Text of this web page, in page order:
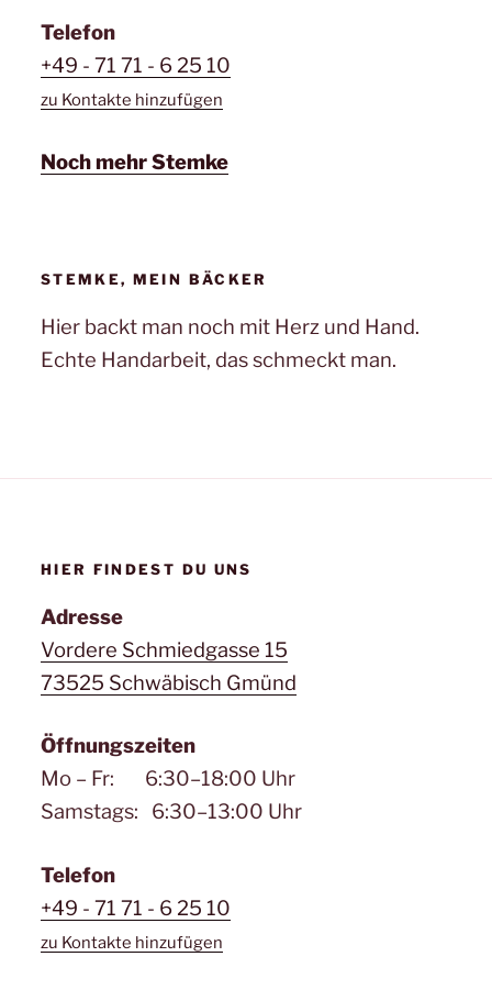
Telefon
+49 - 71 71 - 6 25 10
zu Kontakte hinzufügen
Noch mehr Stemke
STEMKE, MEIN BÄCKER
Hier backt man noch mit Herz und Hand.
Echte Handarbeit, das schmeckt man.
HIER FINDEST DU UNS
Adresse
Vordere Schmiedgasse 15
73525 Schwäbisch Gmünd
Öffnungszeiten
Mo – Fr: 6:30–18:00 Uhr
Samstags: 6:30–13:00 Uhr
Telefon
+49 - 71 71 - 6 25 10
zu Kontakte hinzufügen